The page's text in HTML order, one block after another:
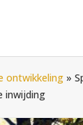
ontwikkeling »
inwijding